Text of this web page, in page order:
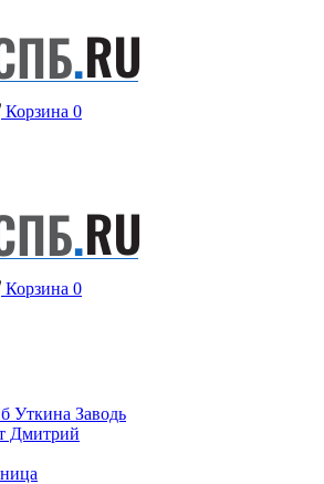
Корзина 0
Корзина 0
Уткина Заводь
Дмитрий